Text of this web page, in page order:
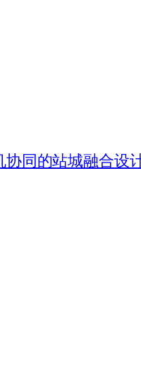
同的站城融合设